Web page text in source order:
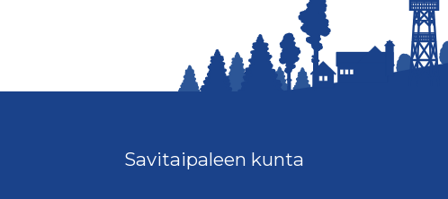
Savitaipaleen kunta